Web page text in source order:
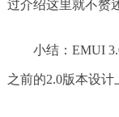
过介绍这里就不赘
小结：EMUI
之前的2.0版本设计